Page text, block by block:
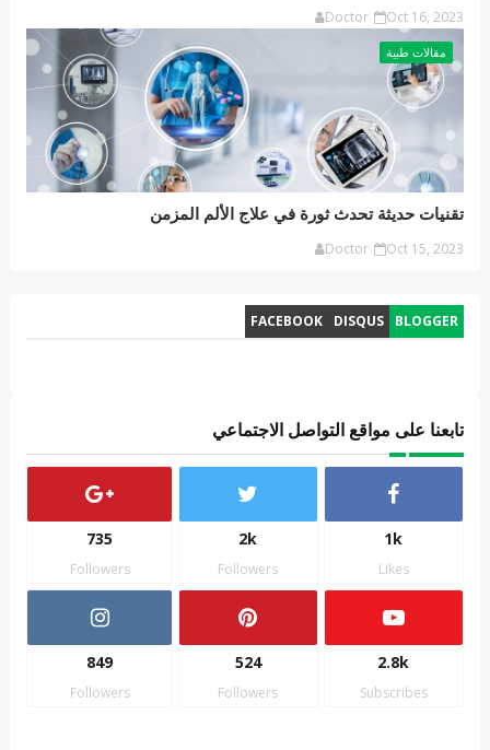
Doctor Oct 16, 2023
مقالات طبية
تقنيات حديثة تحدث ثورة في علاج الألم المزمن
Doctor Oct 15, 2023
BLOGGER
DISQUS
FACEBOOK
تابعنا على مواقع التواصل الاجتماعي
1k
Likes
2k
Followers
735
Followers
2.8k
Subscribes
524
Followers
849
Followers